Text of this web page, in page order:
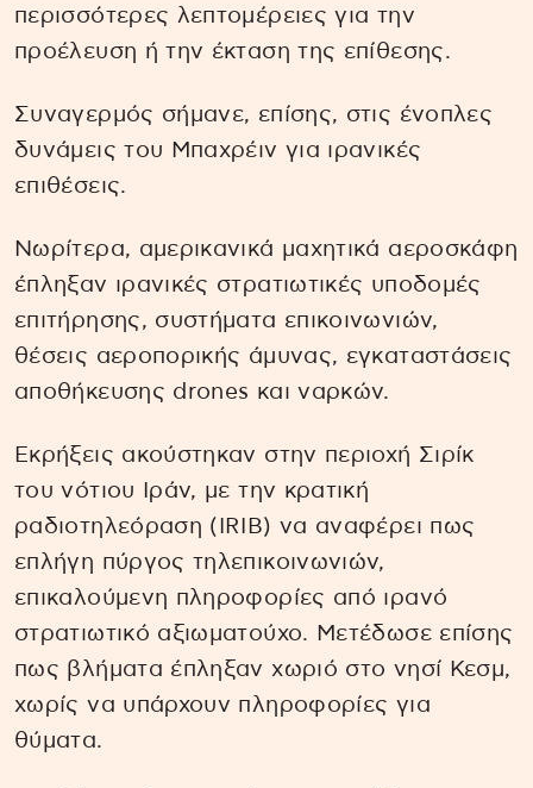
περισσότερες λεπτομέρειες για την
προέλευση ή την έκταση της επίθεσης.
Συναγερμός σήμανε, επίσης, στις ένοπλες
δυνάμεις του Μπαχρέιν για ιρανικές
επιθέσεις.
Νωρίτερα, αμερικανικά μαχητικά αεροσκάφη
έπληξαν ιρανικές στρατιωτικές υποδομές
επιτήρησης, συστήματα επικοινωνιών,
θέσεις αεροπορικής άμυνας, εγκαταστάσεις
αποθήκευσης drones και ναρκών.
Εκρήξεις ακούστηκαν στην περιοχή Σιρίκ
του νότιου Ιράν, με την κρατική
ραδιοτηλεόραση (IRIB) να αναφέρει πως
επλήγη πύργος τηλεπικοινωνιών,
επικαλούμενη πληροφορίες από ιρανό
στρατιωτικό αξιωματούχο. Μετέδωσε επίσης
πως βλήματα έπληξαν χωριό στο νησί Κεσμ,
χωρίς να υπάρχουν πληροφορίες για
θύματα.